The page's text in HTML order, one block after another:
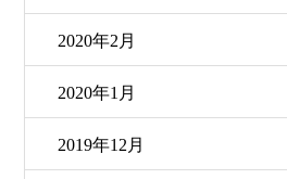
2020年2月
2020年1月
2019年12月